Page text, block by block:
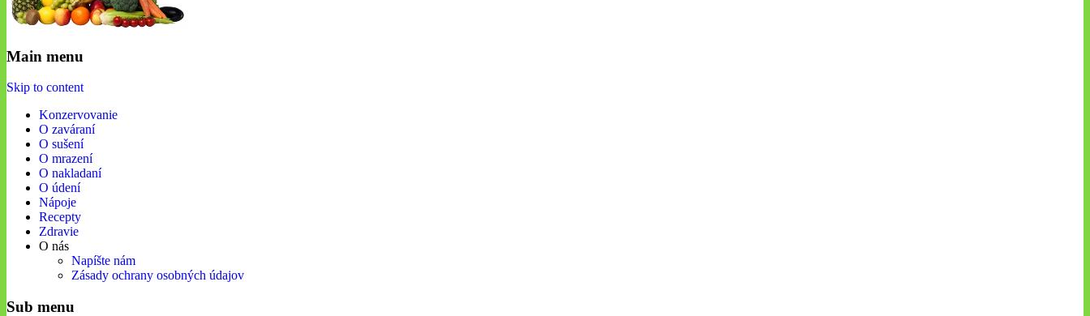
Main menu
Skip to content
Konzervovanie
O zaváraní
O sušení
O mrazení
O nakladaní
O údení
Nápoje
Recepty
Zdravie
O nás
Napíšte nám
Zásady ochrany osobných údajov
Sub menu